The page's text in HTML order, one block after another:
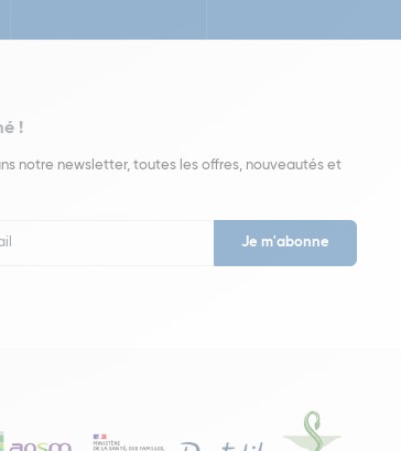
!
notre newsletter, toutes les offres, nouveautés et